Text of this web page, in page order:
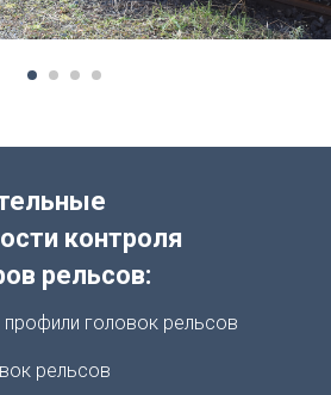
контроля
рельсов:
профили головок рельсов
рельсов